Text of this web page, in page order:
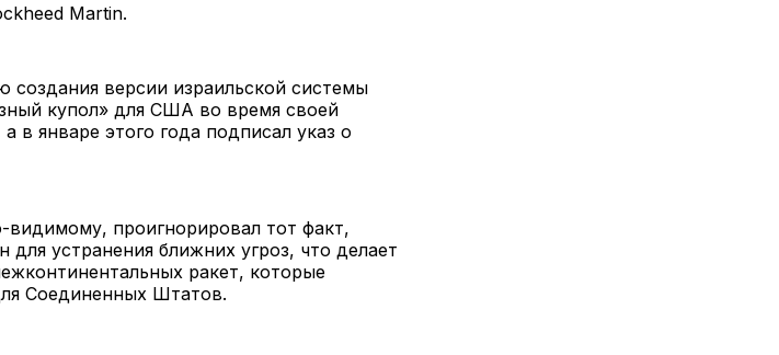
Martin.
версии израильской системы
купол» для США во время своей
в январе этого года подписал указ о
проигнорировал тот факт,
устранения ближних угроз, что делает
ракет, которые
Соединенных Штатов.